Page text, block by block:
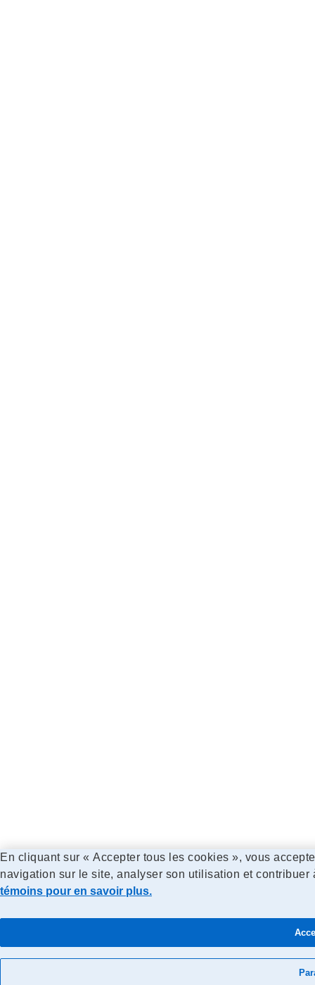
En cliquant sur « Accepter tous les cookies », vous
navigation sur le site, analyser son utilisation et
témoins pour en savoir plus.